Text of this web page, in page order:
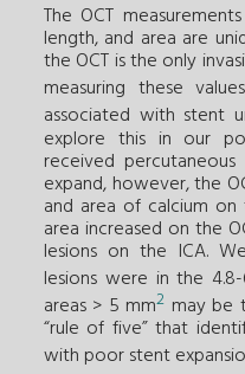
The OCT
length, and area are
the OCT is the only
measuring these
associated with stent
explore this in our
received
expand, however, the
and area of calcium
area increased on the
lesions on the ICA.
lesions were in the
areas > 5 mm2 may be
“rule of five” that
with poor stent